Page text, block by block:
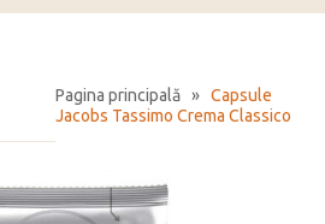
Pagina principală » Capsule
Jacobs Tassimo Crema Classico